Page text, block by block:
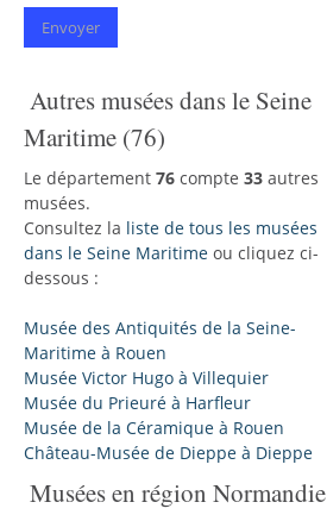
Autres musées dans le Seine
Maritime (76)
Le département 76 compte 33 autres
musées.
Consultez la liste de tous les musées
dans le Seine Maritime ou cliquez ci-
dessous :
Musée des Antiquités de la Seine-
Maritime à Rouen
Musée Victor Hugo à Villequier
Musée du Prieuré à Harfleur
Musée de la Céramique à Rouen
Château-Musée de Dieppe à Dieppe
Musées en région Normandie